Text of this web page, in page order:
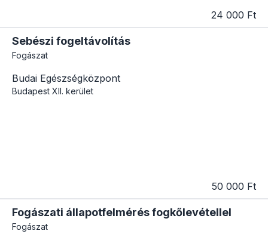
24 000 Ft
Sebészi fogeltávolítás
Fogászat
Budai Egészségközpont
Budapest XII. kerület
50 000 Ft
Fogászati állapotfelmérés fogkőlevétellel
Fogászat